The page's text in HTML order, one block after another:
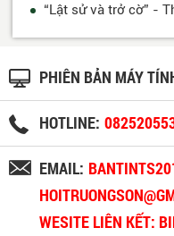
“Lật sử và trở cờ” -
PHIÊN BẢN MÁY
HOTLINE:
EMAIL:
WESITE LIÊN KẾT: